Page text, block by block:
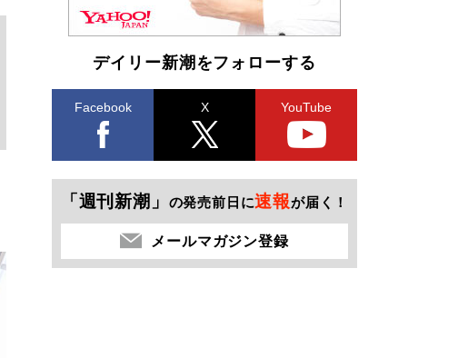
デイリー新潮をフォローする
Facebook X YouTube
「週刊新潮」 の発売前日に速報が届く！
メールマガジン登録